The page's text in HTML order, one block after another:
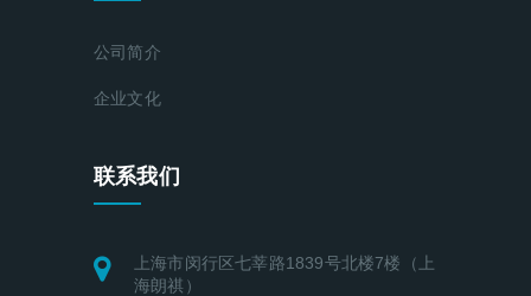
公司简介
企业文化
联系我们
上海市闵行区七莘路1839号北楼7楼（上
海朗祺）